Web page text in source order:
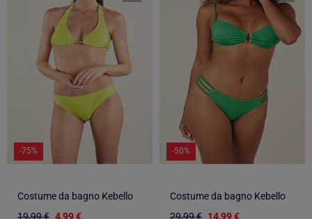
-75%
Costume da bagno Kebello
19,99 € 4,99 €
-50%
Costume da bagno Kebello
29,99 € 14,99 €